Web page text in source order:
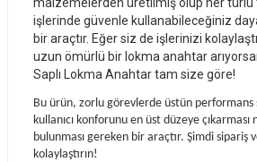
işlerinde güvenle kullanabileceğiniz
bir araçtır. Eğer siz de işlerinizi
uzun ömürlü bir lokma anahtar
Saplı Lokma Anahtar tam size göre!
Bu ürün, zorlu görevlerde üstün performans
kullanıcı konforunu en üst düzeye
bulunması gereken bir araçtır. Şimdi sipariş
kolaylaştırın!